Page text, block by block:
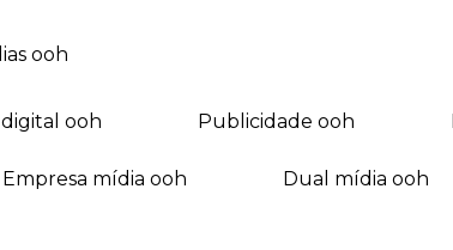
ooh
digital ooh publicidade ooh
empresa mídia ooh dual mídia ooh